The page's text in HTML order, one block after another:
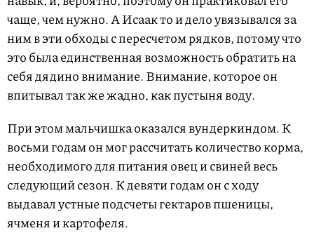
чаще, чем нужно. А Исаак то и дело увязывался за
ним в эти обходы с пересчетом рядков, потому что
это была единственная возможность обратить на
себя дядино внимание. Внимание, которое он
впитывал так же жадно, как пустыня воду.
При этом мальчишка оказался вундеркиндом. К
восьми годам он мог рассчитать количество корма,
необходимого для питания овец и свиней весь
следующий сезон. К девяти годам он с ходу
выдавал устные подсчеты гектаров пшеницы,
ячменя и картофеля.